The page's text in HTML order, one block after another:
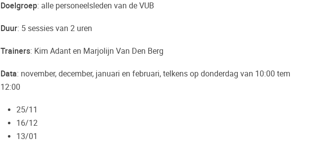
Doelgroep: alle personeelsleden van de VUB
Duur: 5 sessies van 2 uren
Trainers: Kim Adant en Marjolijn Van Den Berg
Data: november, december, januari en februari, telkens op donderdag van 10:00 tem
12:00
25/11
16/12
13/01